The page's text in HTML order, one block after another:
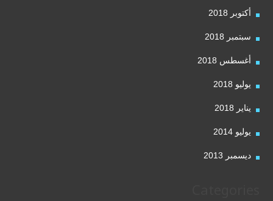
أكتوبر 2018
سبتمبر 2018
أغسطس 2018
يوليو 2018
يناير 2018
يوليو 2014
ديسمبر 2013